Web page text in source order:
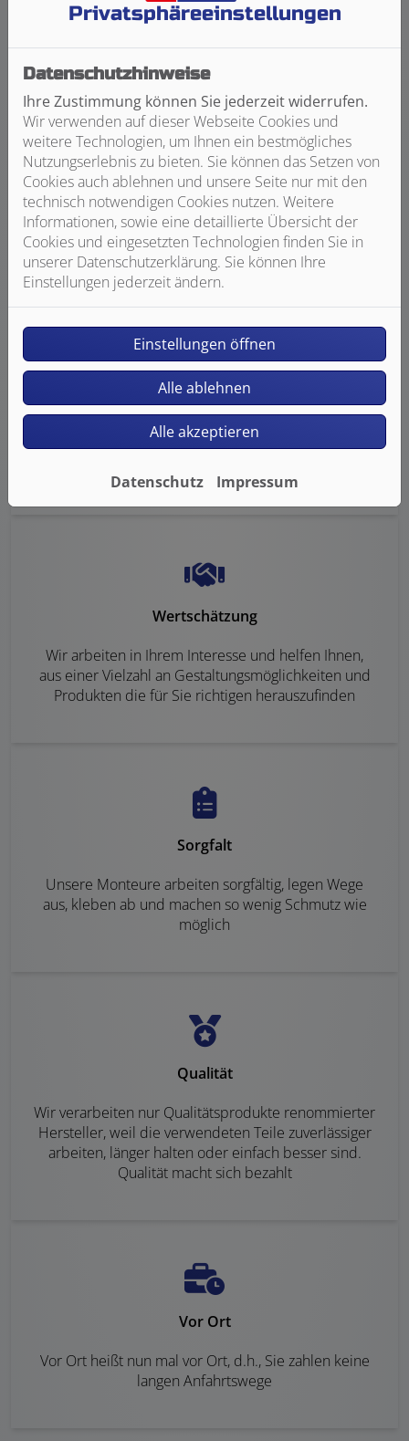
individuelle Planung nach Maß und Bedarf
Full Service
Wir kümmern uns um die komplette Abwicklung
und Koordination ggf. notwendiger Fremdgewerke.
D.h. ein Ansprechpartner von der Planung bis zur
Endabnahme
Terminsicherheit
Sie bekommen feste Termine, vom ersten bis zum
Wertschätzung
Wir arbeiten in Ihrem Interesse und helfen Ihnen,
aus einer Vielzahl an Gestaltungsmöglichkeiten und
Produkten die für Sie richtigen herauszufinden
Sorgfalt
Unsere Monteure arbeiten sorgfältig, legen Wege
aus, kleben ab und machen so wenig Schmutz wie
möglich
Qualität
Wir verarbeiten nur Qualitätsprodukte renommierter
Hersteller, weil die verwendeten Teile zuverlässiger
arbeiten, länger halten oder einfach besser sind.
Qualität macht sich bezahlt
Vor Ort
Vor Ort heißt nun mal vor Ort, d.h., Sie zahlen keine
langen Anfahrtswege
Privatsphäre­einstellungen
Datenschutzhinweise
Ihre Zustimmung können Sie jederzeit widerrufen.
Wir verwenden auf dieser Webseite Cookies und
weitere Technologien, um Ihnen ein bestmögliches
Nutzungserlebnis zu bieten. Sie können das Setzen von
Cookies auch ablehnen und unsere Seite nur mit den
technisch notwendigen Cookies nutzen. Weitere
Informationen, sowie eine detaillierte Übersicht der
Cookies und eingesetzten Technologien finden Sie in
unserer Datenschutzerklärung. Sie können Ihre
Einstellungen jederzeit ändern.
Einstellungen öffnen
Alle ablehnen
Alle akzeptieren
Datenschutz Impressum